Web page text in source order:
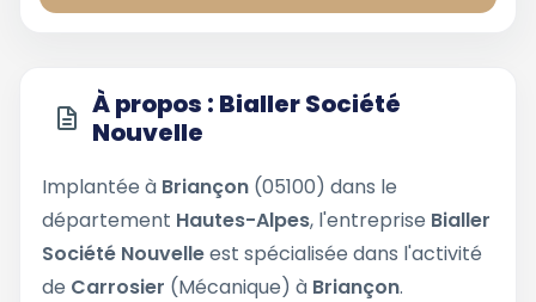
À propos : Bialler Société
Nouvelle
Implantée à Briançon (05100) dans le
département Hautes-Alpes, l'entreprise Bialler
Société Nouvelleest spécialisée dans l'activité
de Carrosier (Mécanique) à Briançon.